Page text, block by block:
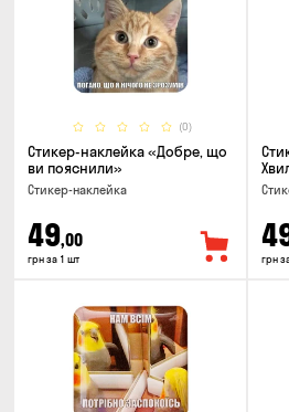
(0)
Стикер-наклейка «Добре, що
ви пояснили»
Стикер-наклейка
49,00
грн за 1 шт грн